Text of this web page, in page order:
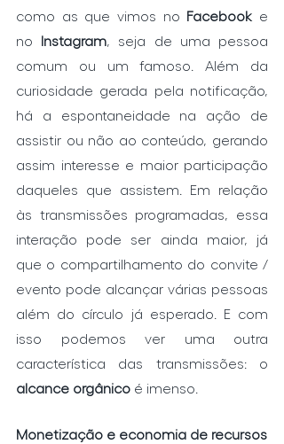
como as que vimos no Facebook e
no Instagram , seja de uma pessoa
comum ou um famoso. Além da
curiosidade gerada pela notificação,
há a espontaneidade na ação de
assistir ou não ao conteúdo, gerando
assim interesse e maior participação
daqueles que assistem. Em relação
às transmissões programadas, essa
interação pode ser ainda maior, já
que o compartilhamento do convite /
evento pode alcançar várias pessoas
além do círculo já esperado. E com
isso podemos ver uma outra
alcance orgânico é imenso.
Monetização e economia de recursos